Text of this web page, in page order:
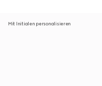
Mit Initialen personalisieren